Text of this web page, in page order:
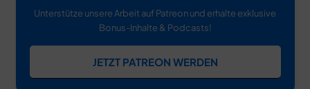
Unterstütze unsere Arbeit auf Patreon und erhalte exklusive
Bonus-Inhalte & Podcasts!
JETZT PATREON WERDEN